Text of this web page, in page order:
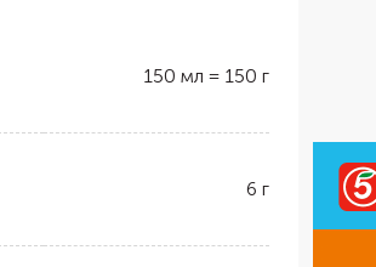
150 мл = 150 г
6 г